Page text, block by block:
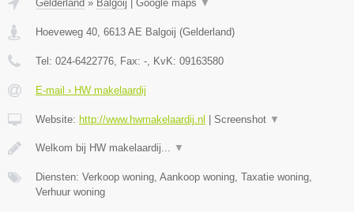
Gelderland » Balgoij Google maps ▼
Hoeveweg 40, 6613 AE Balgoij (Gelderland)
Tel: 024-6422776, Fax: -, KvK: 09163580
E-mail › HW makelaardij
Website: http://www.hwmakelaardij.nl Screenshot ▼
Welkom bij HW makelaardij... ▼
Diensten: Verkoop woning, Aankoop woning, Taxatie woning,
Verhuur woning